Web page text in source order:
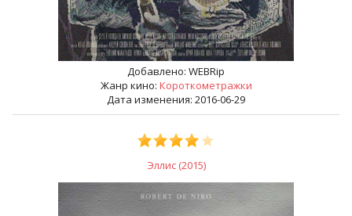
Добавлено: WEBRip
Жанр кино: Короткометражки
Дата изменения: 2016-06-29
Эллис (2015)